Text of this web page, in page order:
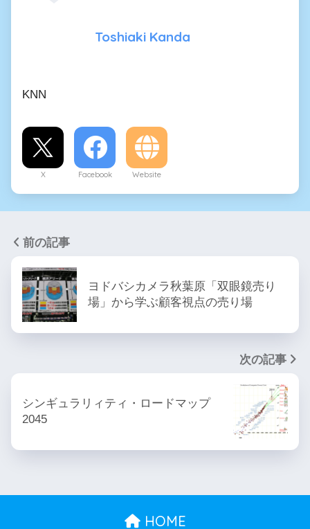
Toshiaki Kanda
KNN
X Facebook Website
前の記事
ヨドバシカメラ秋葉原「双眼鏡売り
場」から学ぶ顧客視点の売り場
次の記事
シンギュラリィティ・ロードマップ
2045
HOME